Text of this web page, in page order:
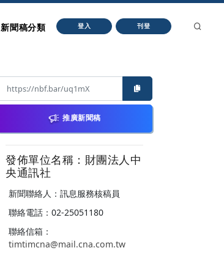
新聞稿分類 登入 刊登
推廣新聞稿
發佈單位名稱：財團法人中
央通訊社
新聞聯絡人：訊息服務核稿員
聯絡電話：02-25051180
聯絡信箱：
timtimcna@mail.cna.com.tw